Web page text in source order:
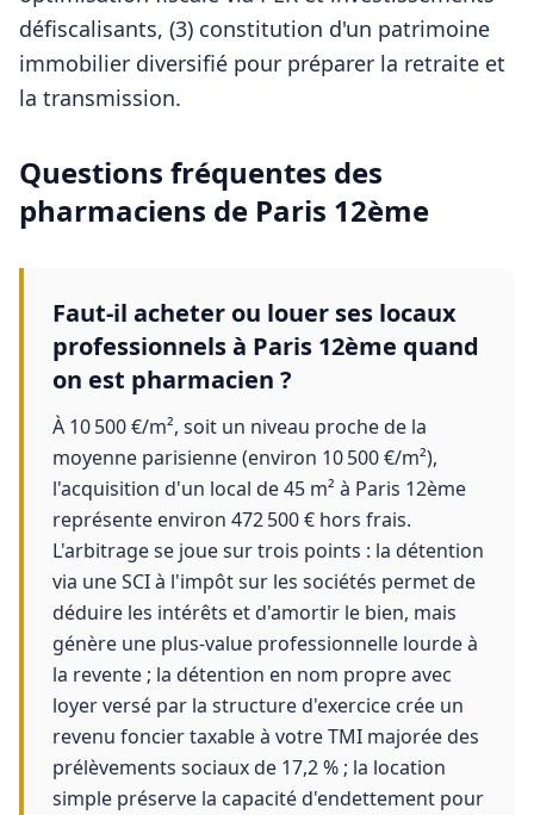
défiscalisants, (3) constitution d'un patrimoine
immobilier diversifié pour préparer la retraite et
la transmission.
Questions fréquentes des
pharmaciens de Paris 12ème
Faut-il acheter ou louer ses locaux
professionnels à Paris 12ème quand
on est pharmacien ?
À 10 500 €/m², soit un niveau proche de la
moyenne parisienne (environ 10 500 €/m²),
l'acquisition d'un local de 45 m² à Paris 12ème
représente environ 472 500 € hors frais.
L'arbitrage se joue sur trois points : la détention
via une SCI à l'impôt sur les sociétés permet de
déduire les intérêts et d'amortir le bien, mais
génère une plus-value professionnelle lourde à
la revente ; la détention en nom propre avec
loyer versé par la structure d'exercice crée un
revenu foncier taxable à votre TMI majorée des
prélèvements sociaux de 17,2 % ; la location
simple préserve la capacité d'endettement pour